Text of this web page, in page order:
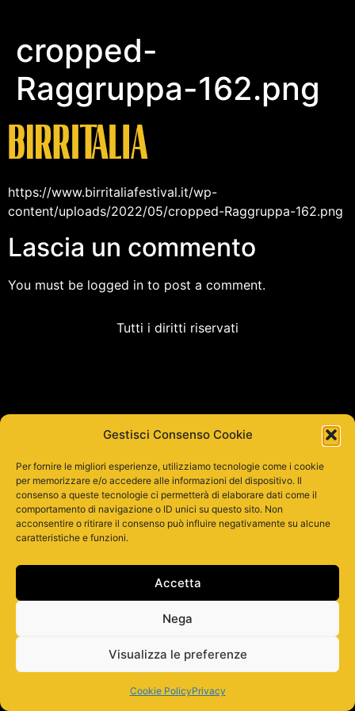
Gestisci Consenso Cookie
Per fornire le migliori esperienze, utilizziamo tecnologie come i cookie
per memorizzare e/o accedere alle informazioni del dispositivo. Il
consenso a queste tecnologie ci permetterà di elaborare dati come il
comportamento di navigazione o ID unici su questo sito. Non
acconsentire o ritirare il consenso può influire negativamente su alcune
caratteristiche e funzioni.
Accetta
Nega
Visualizza le preferenze
Cookie PolicyPrivacy
cropped-
Raggruppa-162.png
https://www.birritaliafestival.it/wp-
content/uploads/2022/05/cropped-Raggruppa-162.png
Lascia un commento
You must be logged in to post a comment.
Tutti i diritti riservati